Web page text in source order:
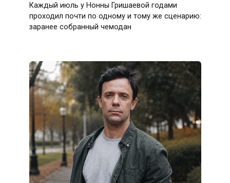
Каждый июль у Нонны Гришаевой годами
проходил почти по одному и тому же сценарию:
заранее собранный чемодан